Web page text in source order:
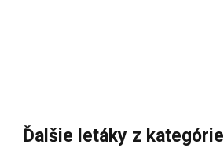
Ďalšie letáky z kategórie